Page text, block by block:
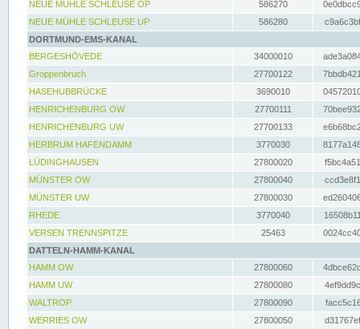
NEUE MÜHLE SCHLEUSE OP
586270
NEUE MÜHLE SCHLEUSE UP
586280
DORTMUND-EMS-KANAL
BERGESHÖVEDE
34000010
Groppenbruch
27700122
HASEHUBBRÜCKE
3690010
HENRICHENBURG OW
27700111
HENRICHENBURG UW
27700133
HERBRUM HAFENDAMM
3770030
LÜDINGHAUSEN
27800020
MÜNSTER OW
27800040
MÜNSTER UW
27800030
RHEDE
3770040
VERSEN TRENNSPITZE
25463
DATTELN-HAMM-KANAL
HAMM OW
27800060
HAMM UW
27800080
WALTROP
27800090
WERRIES OW
27800050